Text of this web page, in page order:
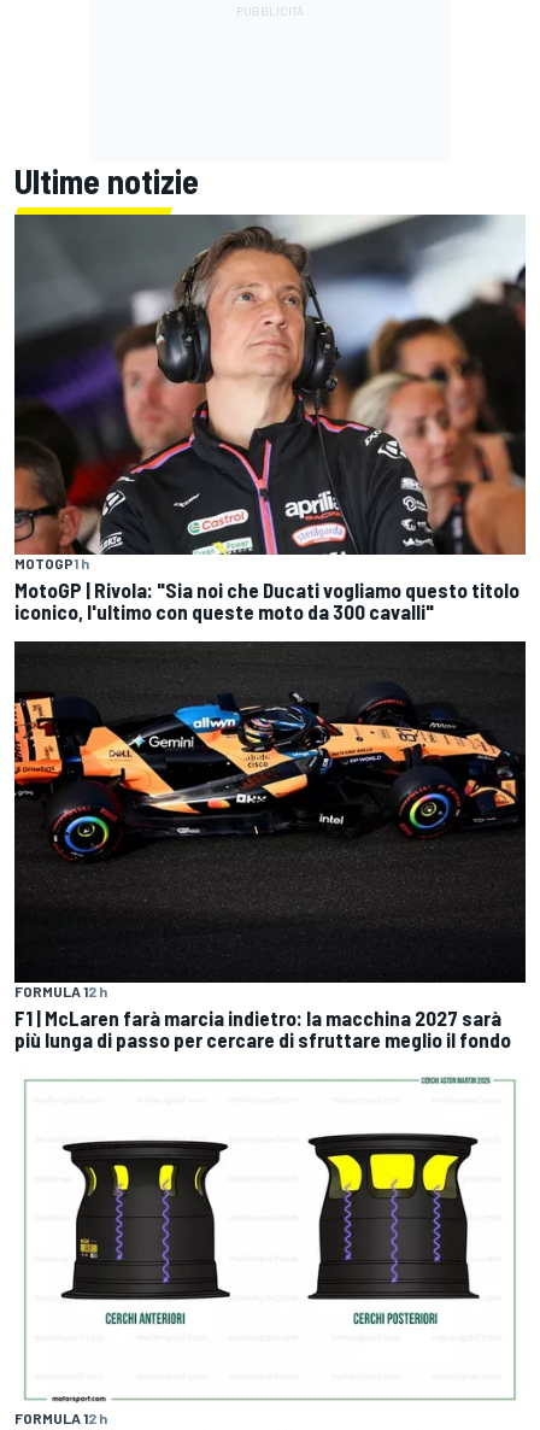
Ultime notizie
MOTOGP1 h
MotoGP | Rivola: "Sia noi che Ducati vogliamo questo titolo
iconico, l'ultimo con queste moto da 300 cavalli"
FORMULA 12 h
F1 | McLaren farà marcia indietro: la macchina 2027 sarà
più lunga di passo per cercare di sfruttare meglio il fondo
FORMULA 12 h